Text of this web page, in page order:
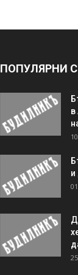
ПОПУЛЯРНИ
в
и